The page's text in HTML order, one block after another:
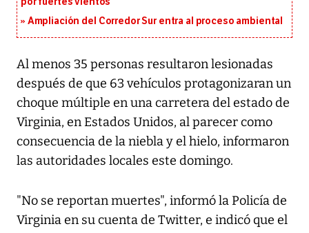
Ampliación del Corredor Sur entra al proceso ambiental
Al menos 35 personas resultaron lesionadas
después de que 63 vehículos protagonizaran un
choque múltiple en una carretera del estado de
Virginia, en Estados Unidos, al parecer como
consecuencia de la niebla y el hielo, informaron
las autoridades locales este domingo.
"No se reportan muertes", informó la Policía de
Virginia en su cuenta de Twitter, e indicó que el